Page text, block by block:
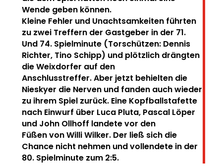
Wende geben können.
Kleine Fehler und Unachtsamkeiten führten
zu zwei Treffern der Gastgeber in der 71.
Und 74. Spielminute (Torschützen: Dennis
Richter, Tino Schipp) und plötzlich drängten
die Weixdorfer auf den
Anschlusstreffer.Aber jetzt behielten die
Nieskyer die Nerven und fanden auch wieder
zu ihrem Spiel zurück. Eine Kopfballstafette
nach Einwurf über Luca Pluta, Pascal Löper
und John Ollhoff landete vor den
Füßen von Willi Wilker. Der ließ sich die
Chance nicht nehmen und vollendete in der
80. Spielminute zum 2:5.